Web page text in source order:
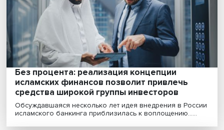
Александр Абрамов: когда есть задача
запустить экономику, курс рубля не
быть высоким
Рубль, курс которого рос несколько недель подряд,
неожиданно для большинства граждан дал